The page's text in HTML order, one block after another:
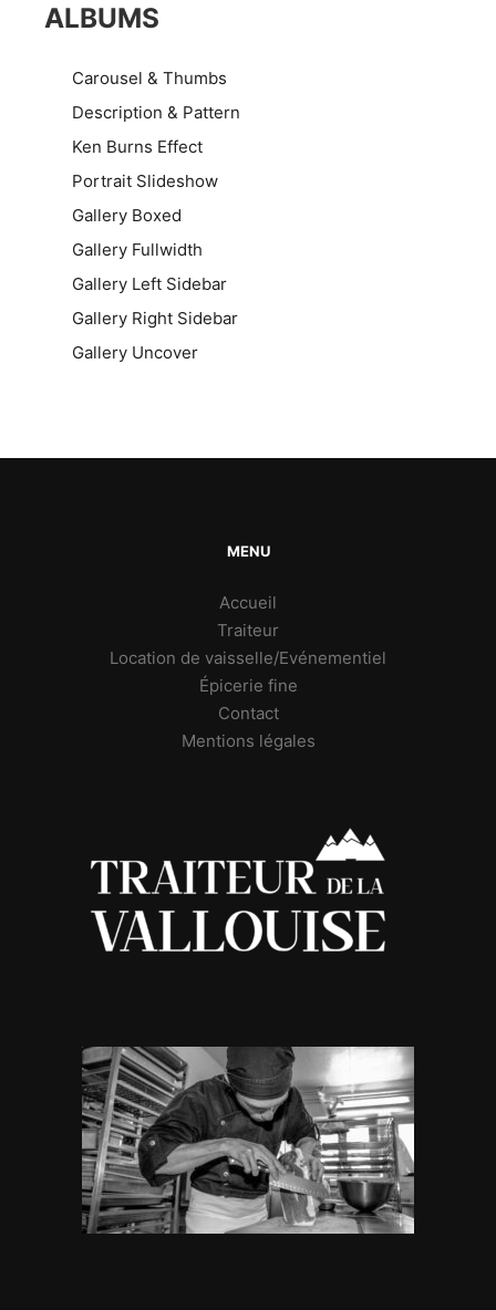
ALBUMS
Carousel & Thumbs
Description & Pattern
Ken Burns Effect
Portrait Slideshow
Gallery Boxed
Gallery Fullwidth
Gallery Left Sidebar
Gallery Right Sidebar
Gallery Uncover
MENU
Accueil
Traiteur
Location de vaisselle/Evénementiel
Épicerie fine
Contact
Mentions légales